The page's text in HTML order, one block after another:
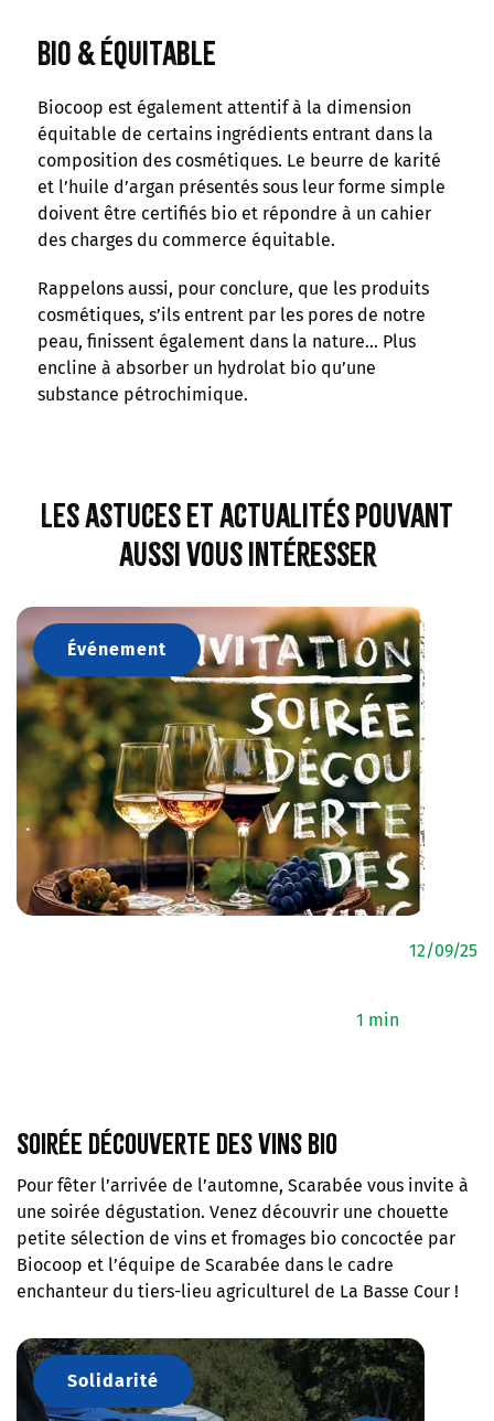
Bio & équitable
Biocoop est également attentif à la dimension
équitable de certains ingrédients entrant dans la
composition des cosmétiques. Le beurre de karité
et l’huile d’argan présentés sous leur forme simple
doivent être certifiés bio et répondre à un cahier
des charges du commerce équitable.
Rappelons aussi, pour conclure, que les produits
cosmétiques, s’ils entrent par les pores de notre
peau, finissent également dans la nature… Plus
encline à absorber un hydrolat bio qu’une
substance pétrochimique.
Les astuces et actualités pouvant
aussi vous intéresser
Événement
1 min
12/09/25
Soirée découverte des vins bio
Pour fêter l’arrivée de l’automne, Scarabée vous invite à
une soirée dégustation. Venez découvrir une chouette
petite sélection de vins et fromages bio concoctée par
Biocoop et l’équipe de Scarabée dans le cadre
enchanteur du tiers-lieu agriculturel de La Basse Cour !
Solidarité